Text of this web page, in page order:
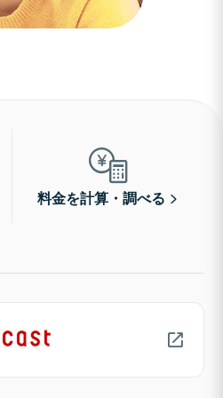
料金を計算・調べる